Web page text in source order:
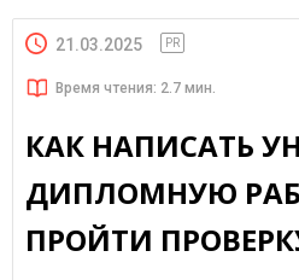
21.03.2025 PR
Время чтения: 2.7 мин.
КАК НАПИСАТЬ
ДИПЛОМНУЮ
ПРОЙТИ